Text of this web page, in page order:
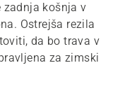
zadnja košnja v
Ostrejša rezila
da bo trava v
za zimski